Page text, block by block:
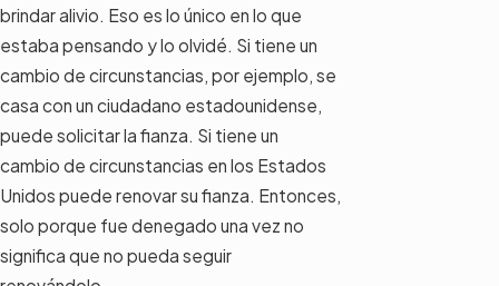
brindar alivio. Eso es lo único en lo que
estaba pensando y lo olvidé. Si tiene un
cambio de circunstancias, por ejemplo, se
casa con un ciudadano estadounidense,
puede solicitar la fianza. Si tiene un
cambio de circunstancias en los Estados
Unidos puede renovar su fianza. Entonces,
solo porque fue denegado una vez no
significa que no pueda seguir